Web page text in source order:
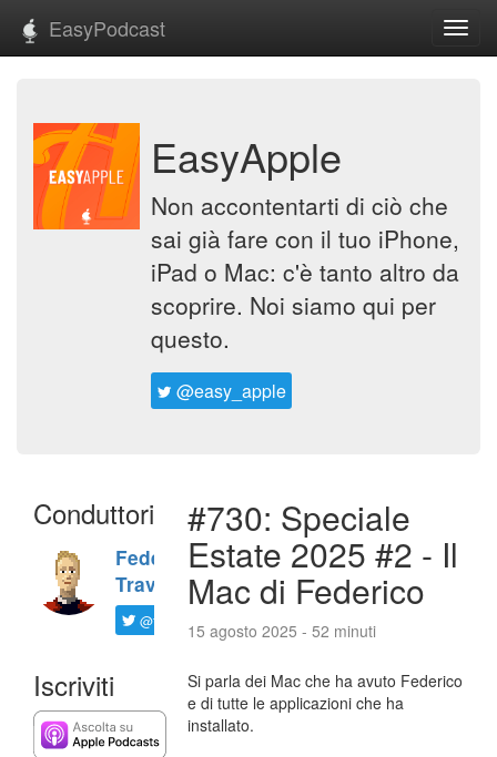
EasyPodcast
EasyApple
Non accontentarti di ciò che
sai già fare con il tuo iPhone,
iPad o Mac: c'è tanto altro da
scoprire. Noi siamo qui per
questo.
@easy_apple
Conduttori
Federico
Travaini
@ftrava
Iscriviti
#730: Speciale
Estate 2025 #2 - Il
Mac di Federico
15 agosto 2025 - 52 minuti
Si parla dei Mac che ha avuto Federico
e di tutte le applicazioni che ha
installato.